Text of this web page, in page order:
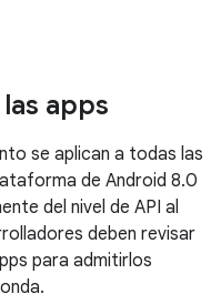
apps
se aplican a todas las
de Android 8.0
del nivel de API al
deben revisar
para admitirlos